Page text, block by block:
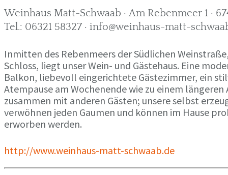
Weinhaus Matt-Schwaab · Am Rebenmeer 1 ·
Tel.: 06321 58327 · info@weinhaus-matt-
Inmitten des Rebenmeers der Südlichen
Schloss, liegt unser Wein- und Gästehaus. Eine
Balkon, liebevoll eingerichtete Gästezimmer, ein
Atempause am Wochenende wie zu einem
zusammen mit anderen Gästen; unsere selbst
verwöhnen jeden Gaumen und können im Hause
erworben werden.
http://www.weinhaus-matt-schwaab.de